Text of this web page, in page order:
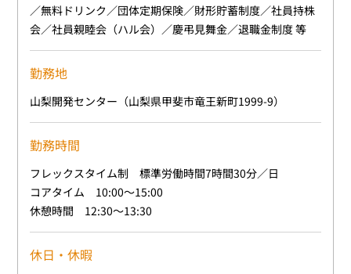
／無料ドリンク／団体定期保険／財形貯蓄制度／社員持株
会／社員親睦会（ハル会）／慶弔見舞金／退職金制度 等
勤務地
山梨開発センター（山梨県甲斐市竜王新町1999-9）
勤務時間
フレックスタイム制 標準労働時間7時間30分／日
コアタイム 10:00～15:00
休憩時間 12:30～13:30
休日・休暇